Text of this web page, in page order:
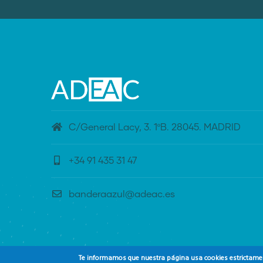
C/General Lacy, 3. 1ºB. 28045. MADRID
+34 91 435 31 47
banderaazul@adeac.es
Te informamos que nuestra página usa cookies